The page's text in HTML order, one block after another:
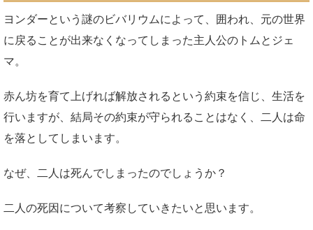
ヨンダーという謎のビバリウムによって、囲われ、元の世界
に戻ることが出来なくなってしまった主人公のトムとジェ
マ。
赤ん坊を育て上げれば解放されるという約束を信じ、生活を
行いますが、結局その約束が守られることはなく、二人は命
を落としてしまいます。
なぜ、二人は死んでしまったのでしょうか？
二人の死因について考察していきたいと思います。